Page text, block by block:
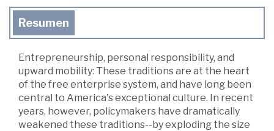
Resumen
Entrepreneurship, personal responsibility, and
upward mobility: These traditions are at the heart
of the free enterprise system, and have long been
central to America's exceptional culture. In recent
years, however, policymakers have dramatically
weakened these traditions--by exploding the size